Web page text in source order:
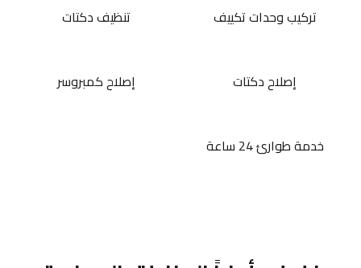
تركيب وحدات تكييف تنظيف دكتات
إصلاح دكتات إصلاح كمبروسر
خدمة طوارئ 24 ساعة